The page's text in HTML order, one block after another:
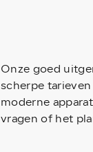
Onze goed
scherpe
moderne
vragen of het